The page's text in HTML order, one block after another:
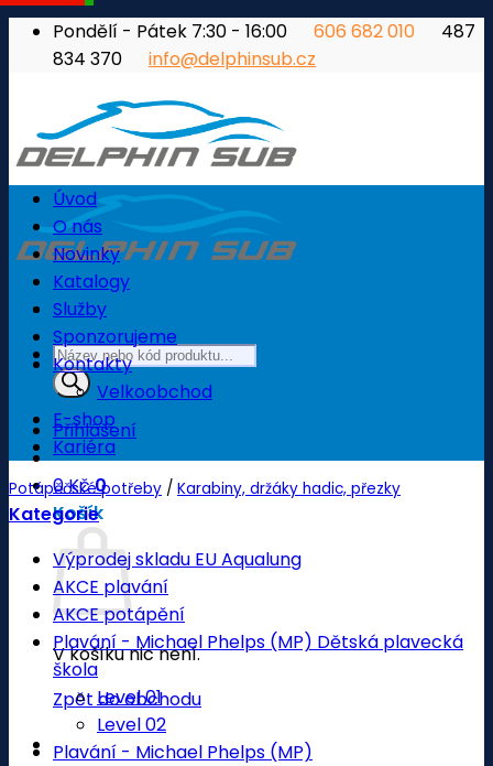
PřeskočitPondělí - Pátek 7:30 - 16:00 606 682 010
487
834 370
info@delphinsub.cz
Products
search
Přihlášení
0Kč0
Košík
V košíku nic není.
Zpět do obchodu
Úvod
O nás
Novinky
Katalogy
Služby
Sponzorujeme
Kontakty
Velkoobchod
E-shop
Kariéra
Potápěčské potřeby / Karabiny, držáky hadic, přezky
Kategorie
Výprodej skladu EU Aqualung
AKCE plavání
AKCE potápění
Plavání - Michael Phelps (MP) Dětská plavecká
škola
Level 01
Level 02
Plavání - Michael Phelps (MP)